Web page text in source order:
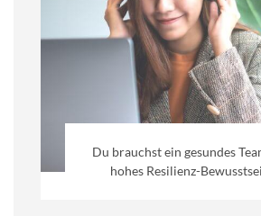
Du brauchst ein gesundes
hohes Resilienz-